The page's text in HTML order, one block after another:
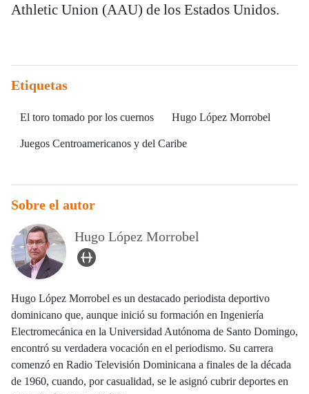
Athletic Union (AAU) de los Estados Unidos.
Etiquetas
El toro tomado por los cuernos Hugo López Morrobel
Juegos Centroamericanos y del Caribe
Sobre el autor
Hugo López Morrobel
user_url Icon
Hugo López Morrobel es un destacado periodista deportivo
dominicano que, aunque inició su formación en Ingeniería
Electromecánica en la Universidad Autónoma de Santo Domingo,
encontró su verdadera vocación en el periodismo. Su carrera
comenzó en Radio Televisión Dominicana a finales de la década
de 1960, cuando, por casualidad, se le asignó cubrir deportes en